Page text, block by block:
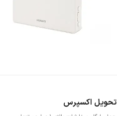
تحویل اکسپرس